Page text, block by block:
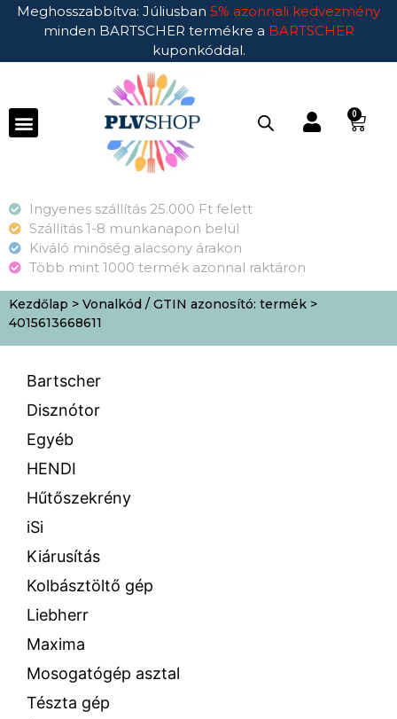
Meghosszabbítva: Júliusban 5% azonnali kedvezmény
minden BARTSCHER termékre a BARTSCHER
kuponkóddal.
0
Ingyenes szállítás 25.000 Ft felett
Szállítás 1-8 munkanapon belül
Kiváló minőség alacsony árakon
Több mint 1000 termék azonnal raktáron
Kezdőlap > Vonalkód / GTIN azonosító: termék >
4015613668611
Bartscher
Disznótor
Egyéb
HENDI
Hűtőszekrény
iSi
Kiárusítás
Kolbásztöltő gép
Liebherr
Maxima
Mosogatógép asztal
Tészta gép